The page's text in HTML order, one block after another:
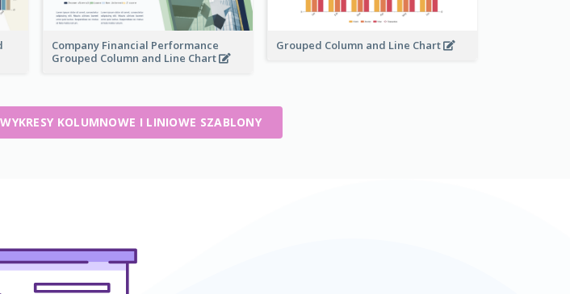
Company Financial Performance
Grouped Column and Line Chart
Grouped Column and Line Chart
KOLUMNOWE I LINIOWE SZABLONY